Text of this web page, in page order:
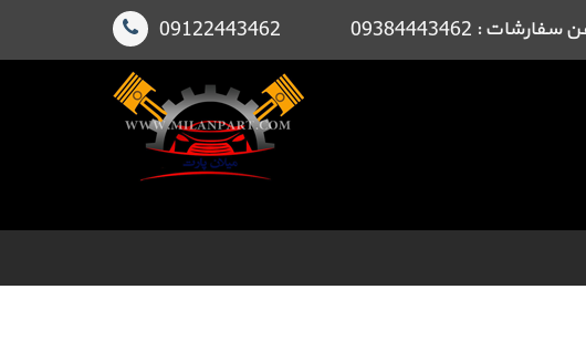
: 09384443462 09122443462